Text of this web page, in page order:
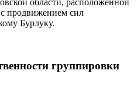
области, расположенной
продвижением сил
Бурлуку.
группировки